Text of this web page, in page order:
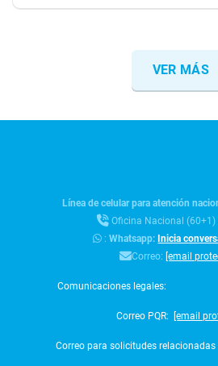
VER MÁS
Línea de celular para atención
Oficina Nacional (60+1)
:Whatsapp: Inicia
Correo: [email
Comunicaciones legales:
Correo PQR: [email
Correo para solicitudes